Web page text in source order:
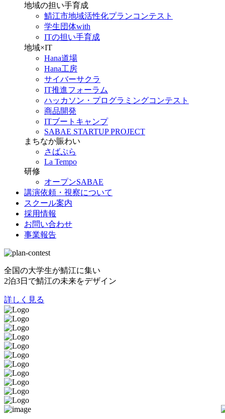
地域の担い手育成
鯖江市地域活性化プランコンテスト
学生団体with
ITの担い手育成
地域×IT
Hana道場
Hana工房
サイバーサクラ
IT推進フォーラム
ハッカソン・プログラミングコンテスト
商品開発
ITブートキャンプ
SABAE STARTUP PROJECT
まちなか賑わい
さばぷら
La Tempo
研修
オープンSABAE
講演依頼・視察について
スクール案内
採用情報
お問い合わせ
事業報告
全国の大学生が鯖江に集い
2泊3日で鯖江の未来をデザイン
詳しく見る